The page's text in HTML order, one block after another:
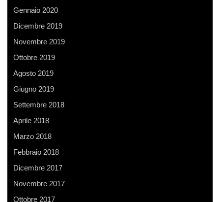
Gennaio 2020
Dicembre 2019
Novembre 2019
Ottobre 2019
Agosto 2019
Giugno 2019
Settembre 2018
Aprile 2018
Marzo 2018
Febbraio 2018
Dicembre 2017
Novembre 2017
Ottobre 2017